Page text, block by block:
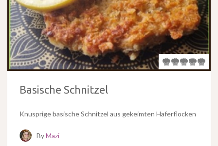
Basische Schnitzel
Knusprige basische Schnitzel aus gekeimten Haferflocken
ByMazi